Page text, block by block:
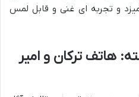
و تجربه ای غنی و قابل لمس
هاتف ترکان و امیر